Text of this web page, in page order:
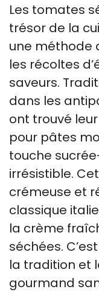
Les tomates
trésor de la
une méthode
les récoltes
saveurs.
dans les
ont trouvé
pour pâtes
touche
irrésistible.
crémeuse et
classique
la crème
séchées.
la tradition et
gourmand